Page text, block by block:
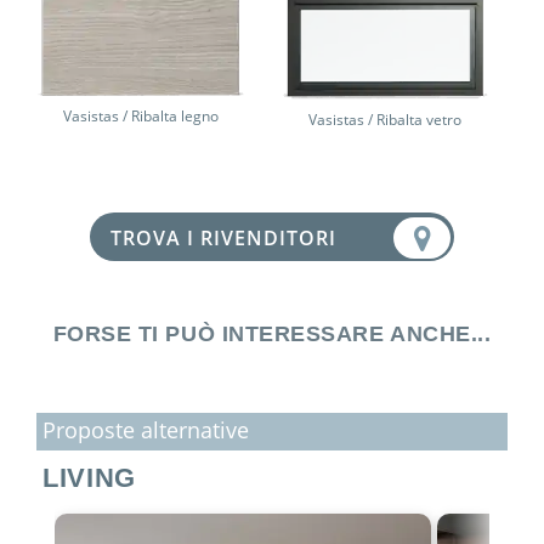
Vasistas / Ribalta legno Vasistas / Ribalta vetro
TROVA I RIVENDITORI
FORSE TI PUÒ INTERESSARE ANCHE...
Proposte alternative
LIVING